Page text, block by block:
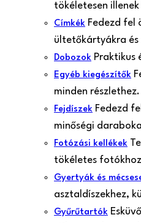
tökéletesen
Címkék Fedezd fel
ültetőkártyákra és
Dobozok Praktikus
Egyéb kiegészítők
minden részlethez.
Fejdíszek Fedezd
minőségi
Fotózási kellékek
tökéletes
Gyertyák és
asztaldíszekhez,
Gyűrűtartók